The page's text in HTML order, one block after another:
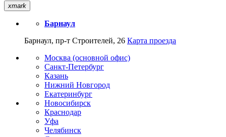
xmark
Барнаул
Барнаул, пр-т Строителей, 26 Карта проезда
Москва (основной офис)
Санкт-Петербург
Казань
Нижний Новгород
Екатеринбург
Новосибирск
Краснодар
Уфа
Челябинск